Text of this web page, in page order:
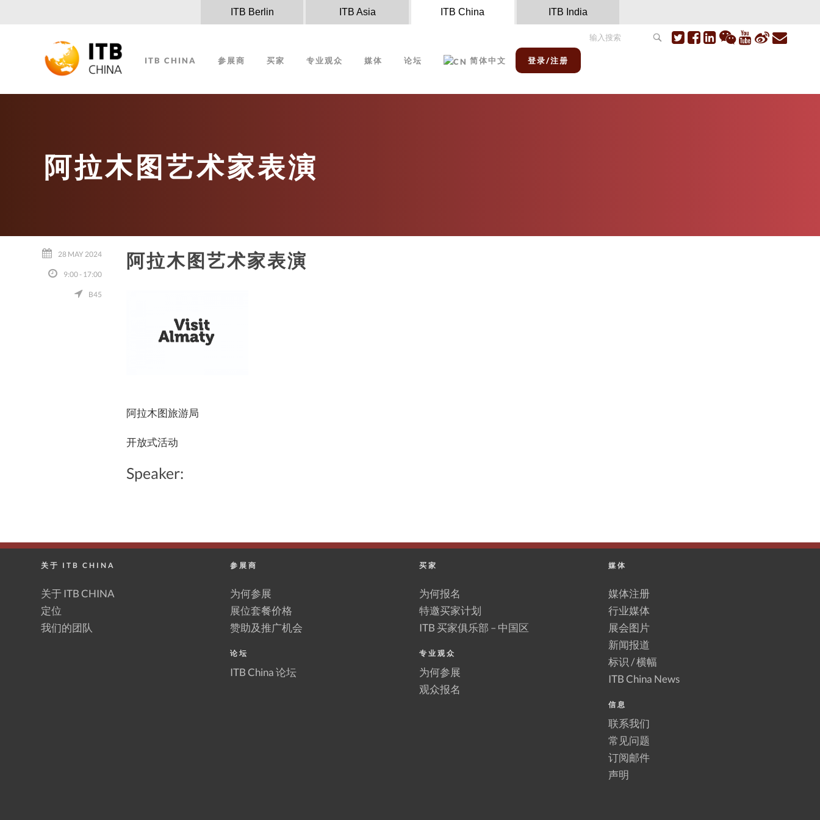
ITB Berlin ITB Asia ITB China ITB India
ITB CHINA 参展商 买家 专业观众 媒体 论坛 登录/注册
简体中文
阿拉木图艺术家表演
28 MAY 2024
9:00 - 17:00
B45
阿拉木图艺术家表演
阿拉木图旅游局
开放式活动
Speaker:
关于 ITB CHINA
关于 ITB CHINA
定位
我们的团队
参展商
为何参展
展位套餐价格
赞助及推广机会
论坛
ITB China 论坛
买家
为何报名
特邀买家计划
ITB 买家俱乐部 – 中国区
专业观众
为何参展
观众报名
媒体
媒体注册
行业媒体
展会图片
新闻报道
标识 / 横幅
ITB China News
信息
联系我们
常见问题
订阅邮件
声明